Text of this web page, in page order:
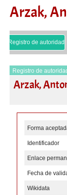
Arzak,
Registro de autoridad
Registro de
Arzak,
Forma
Identificador
Enlace
Fecha de
Wikidata